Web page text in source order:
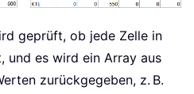
geprüft, ob jede Zelle in
und es wird ein Array aus
zurückgegeben, z. B.